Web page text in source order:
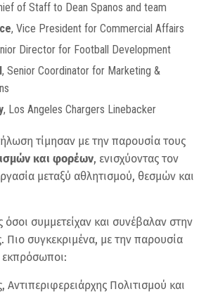
of Staff to Dean Spanos and team
, Vice President for Commercial Affairs
Director for Football Development
, Senior Coordinator for Marketing &
, Los Angeles Chargers Linebacker
τίμησαν με την παρουσία τους
και φορέων, ενισχύοντας τον
μεταξύ αθλητισμού, θεσμών και
όσοι συμμετείχαν και συνέβαλαν στην
Πιο συγκεκριμένα, με την παρουσία
εκπρόσωποι:
Πολιτισμού και